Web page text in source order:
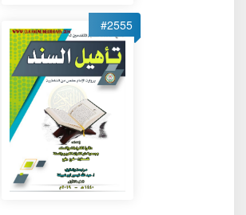
#2555